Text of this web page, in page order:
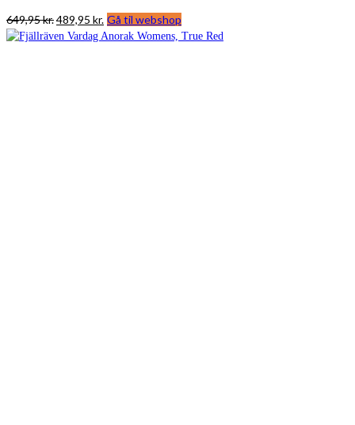
649,95kr.Den
oprindelige
489,95 kr.Den
aktuelle
Gå til webshop